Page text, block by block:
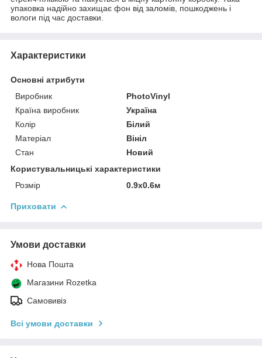
упаковка надійно захищає фон від заломів, пошкоджень і
вологи під час доставки.
Характеристики
Основні атрибути
Виробник
PhotoVinyl
Країна виробник
Україна
Колір
Білий
Матеріал
Вініл
Стан
Новий
Користувальницькі характеристики
Розмір
0.9х0.6м
Приховати
Умови доставки
Нова Пошта
Магазини Rozetka
Самовивіз
Всі умови доставки